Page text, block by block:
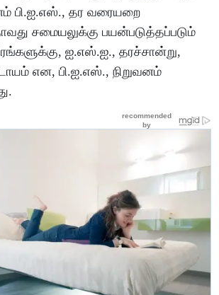
பி.ஐ.எஸ்., தர வரையறை
சமையலுக்கு பயன்படுத்தப்படும்
ஐ.எஸ்.ஐ., தரச்சான்று,
என, பி.ஐ.எஸ்., நிறுவனம்